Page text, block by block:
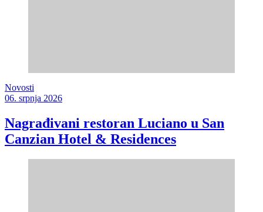
Novosti
06. srpnja 2026
Nagrađivani restoran Luciano u San
Canzian Hotel & Residences